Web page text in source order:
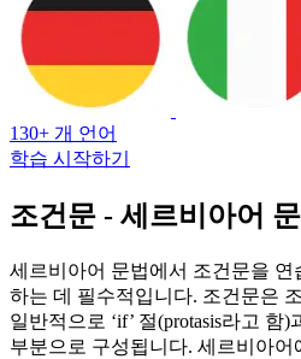
130+ 개 언어
학습 시작하기
조건문 - 세르비아어
세르비아어 문법에서 조건문을 연
하는 데 필수적입니다. 조건문은
일반적으로 ‘if’ 절(protasis라고 함)
부분으로 구성됩니다. 세르비아